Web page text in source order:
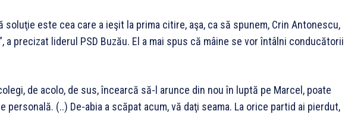
soluţie este cea care a ieşit la prima citire, aşa, ca să spunem, Crin Antonescu,
a precizat liderul PSD Buzău. El a mai spus că mâine se vor întâlni conducătorii
de acolo, de sus, încearcă să-l arunce din nou în luptă pe Marcel, poate
personală. (..) De-abia a scăpat acum, vă daţi seama. La orice partid ai pierdut,